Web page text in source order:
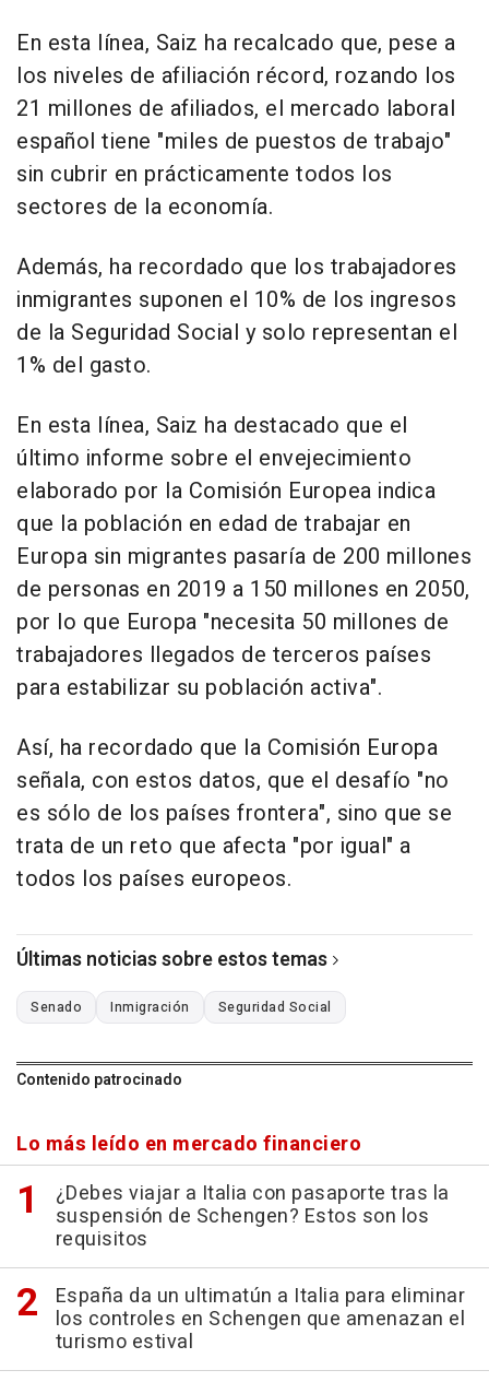
En esta línea, Saiz ha recalcado que, pese a
los niveles de afiliación récord, rozando los
21 millones de afiliados, el mercado laboral
español tiene "miles de puestos de trabajo"
sin cubrir en prácticamente todos los
sectores de la economía.
Además, ha recordado que los trabajadores
inmigrantes suponen el 10% de los ingresos
de la Seguridad Social y solo representan el
1% del gasto.
En esta línea, Saiz ha destacado que el
último informe sobre el envejecimiento
elaborado por la Comisión Europea indica
que la población en edad de trabajar en
Europa sin migrantes pasaría de 200 millones
de personas en 2019 a 150 millones en 2050,
por lo que Europa "necesita 50 millones de
trabajadores llegados de terceros países
para estabilizar su población activa".
Así, ha recordado que la Comisión Europa
señala, con estos datos, que el desafío "no
es sólo de los países frontera", sino que se
trata de un reto que afecta "por igual" a
todos los países europeos.
Últimas noticias sobre estos temas
Senado Inmigración Seguridad Social
Contenido patrocinado
Lo más leído en mercado financiero
¿Debes viajar a Italia con pasaporte tras la
suspensión de Schengen? Estos son los
requisitos
España da un ultimatún a Italia para eliminar
los controles en Schengen que amenazan el
turismo estival